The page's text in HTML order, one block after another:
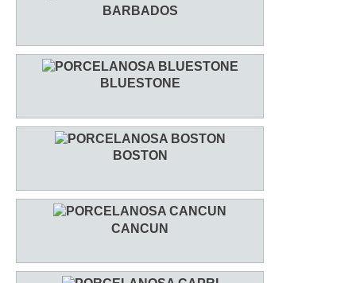
BARBADOS
BLUESTONE
BOSTON
CANCUN